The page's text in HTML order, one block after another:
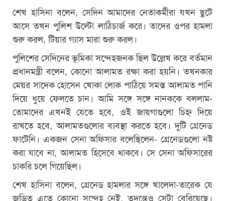
শেখ হাসিনা বলেন, সেদিন আমাদের নেতাকর্মীরা যখন ছুটে
আসে তখন পুলিশ উল্টো লাঠিচার্জ করে। তাদের ওপর হামলা
শুরু করল, টিয়ার গ্যাস মারা শুরু করল।
পুলিশের সেদিনের ভূমিকা সন্দেহজনক ছিল উল্লেখ করে বর্তমান
প্রধানমন্ত্রী বলেন, কোনো আলামত রক্ষা করা হয়নি। তখনকার
মেয়র সাদেক হোসেন খোকা লোক পাঠিয়ে সমস্ত আলামত পানি
দিয়ে ধুয়ে ফেলতে চান। আমি সঙ্গে সঙ্গে নানককে বললাম-
তোমাদের এখনই যেতে হবে, ওই জায়গাগুলো চিহ্ন দিয়ে
রাখতে হবে, আলামতগুলোর ব্যবস্থা করতে হবে। দুটি গ্রেনেড
ফাটেনি। একজন সেনা অফিসার বলেছিলেন- গ্রেনেডগুলো নষ্ট
করা যাবে না, আলামত হিসেবে থাকবে। সে সেনা অফিসারের
চাকরি চলে গিয়েছিল।
শেখ হাসিনা বলেন, গ্রেনেড হামলার সঙ্গে খালেদা-তারেক যে
জড়িত এতে কোনো সন্দেহ নেই, তদন্তেও সেটা বেরিয়েছে।